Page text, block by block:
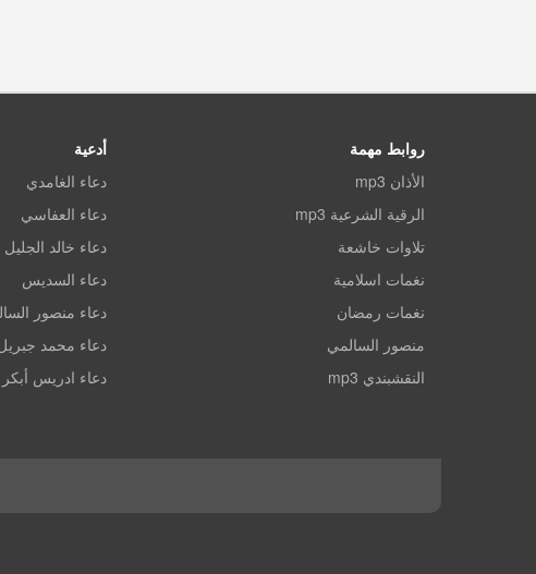
روابط مهمة
الأذان mp3
الرقية الشرعية mp3
تلاوات خاشعة
نغمات اسلامية
نغمات رمضان
منصور السالمي
النقشبندي mp3
أدعية
دعاء الغامدي
دعاء العفاسي
دعاء خالد الجليل
دعاء السديس
دعاء منصور
دعاء محمد
دعاء ادريس أبكر